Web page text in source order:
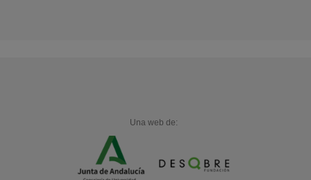
Una web de: